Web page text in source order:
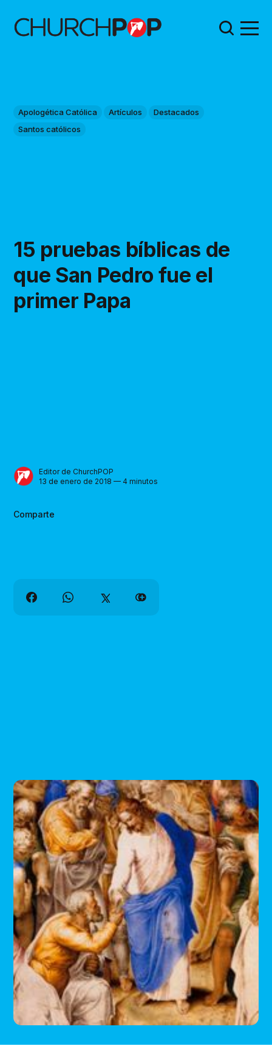
Apologética Católica Artículos
Destacados
Santos católicos
15 pruebas bíblicas de
que San Pedro fue el
primer Papa
Editor de ChurchPOP
13 de enero de 2018 — 4 minutos
Comparte